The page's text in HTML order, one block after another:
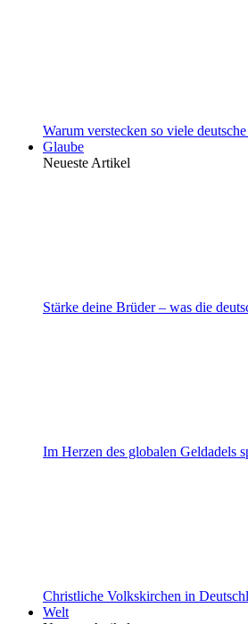
Warum verstecken so viele
Glaube
Neueste Artikel
Stärke deine Brüder – was die
Im Herzen des globalen Geldadels
Christliche Volkskirchen in
Welt